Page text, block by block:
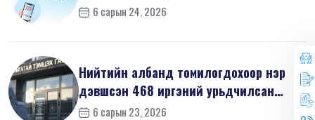
6 сарын 24, 2026
Нийтийн албанд томилогдохоор нэр
дэвшсэн 468 иргэний урьдчилсан
мэдүүл...
6 сарын 23, 2026